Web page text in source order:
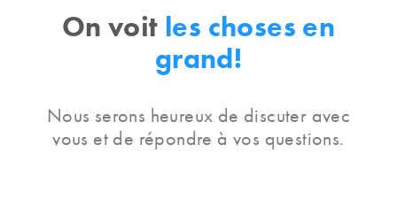
On voit les choses en
grand!
Nous serons heureux de discuter avec
vous et de répondre à vos questions.